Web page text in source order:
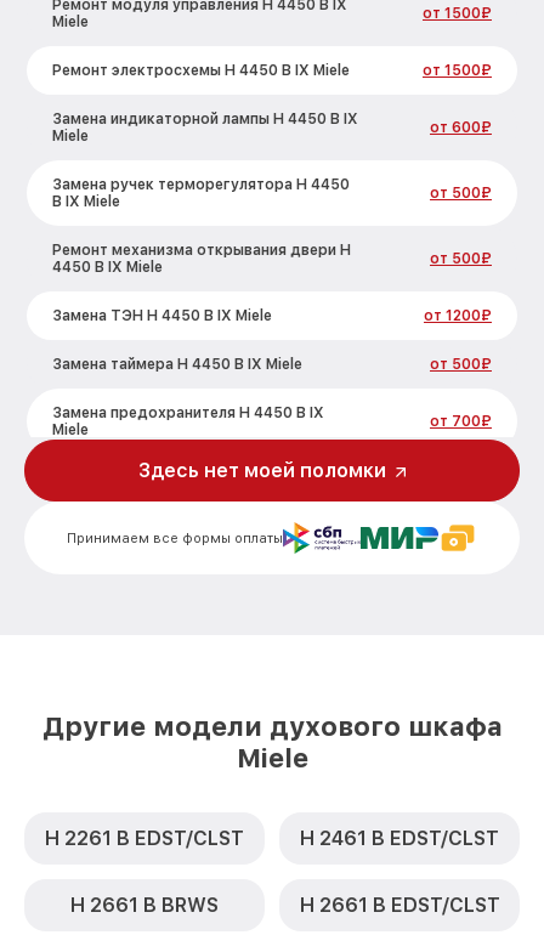
Ремонт модуля управления H 4450 B IX
Miele
от 1500₽
Ремонт электросхемы H 4450 B IX Miele от 1500₽
Замена индикаторной лампы H 4450 B IX
Miele
от 600₽
Замена ручек терморегулятора H 4450
B IX Miele
от 500₽
Ремонт механизма открывания двери H
4450 B IX Miele
от 500₽
Замена ТЭН H 4450 B IX Miele от 1200₽
Замена таймера H 4450 B IX Miele от 500₽
Замена предохранителя H 4450 B IX
Miele
от 700₽
Замена шнура питания H 4450 B IX Miele
Замена термодатчика H 4450 B IX Miele от 900₽
Принимаем все формы оплаты
Здесь нет моей поломки
Другие модели духового шкафа
Miele
H 2261 B EDST/CLST H 2461 B EDST/CLST
H 2661 B BRWS H 2661 B EDST/CLST